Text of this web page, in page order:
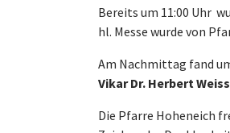
Bereits um 11:00 Uhr
hl. Messe wurde von
Am Nachmittag fand
Vikar Dr. Herbert
Die Pfarre Hoheneich